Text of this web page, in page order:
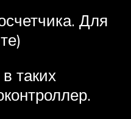
Для
таких